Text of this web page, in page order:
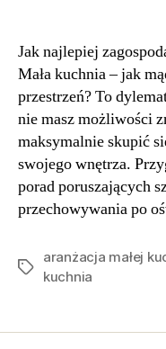
Jak najlepiej
Mała kuchnia – jak
przestrzeń? To
nie masz możliwości
maksymalnie skupić
swojego wnętrza.
porad poruszających
przechowywania po
Tagi
aranżacja małej
kuchnia